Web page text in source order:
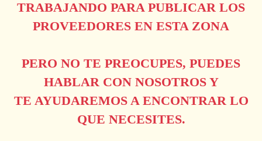
TRABAJANDO PARA PUBLICAR LOS
PROVEEDORES EN ESTA ZONA
PERO NO TE PREOCUPES, PUEDES
HABLAR CON NOSOTROS Y
TE AYUDAREMOS A ENCONTRAR LO
QUE NECESITES.